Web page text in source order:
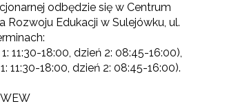
odbędzie się w Centrum
Rozwoju Edukacji w Sulejówku, ul.
11:30-18:00, dzień 2: 08:45-16:00),
11:30-18:00, dzień 2: 08:45-16:00).